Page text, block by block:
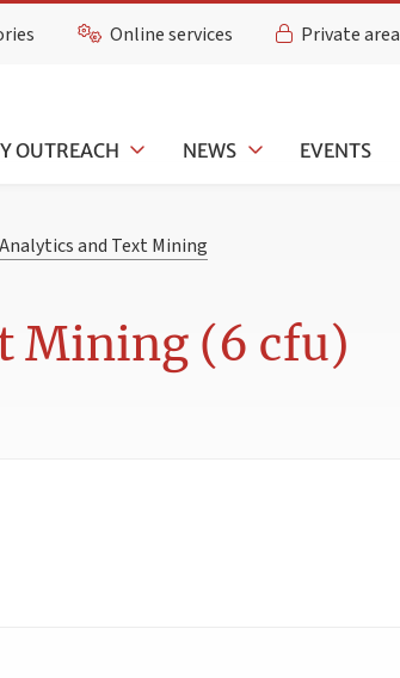
Online services Private area
OUTREACH NEWS EVENTS
and Text Mining
Mining (6 cfu)